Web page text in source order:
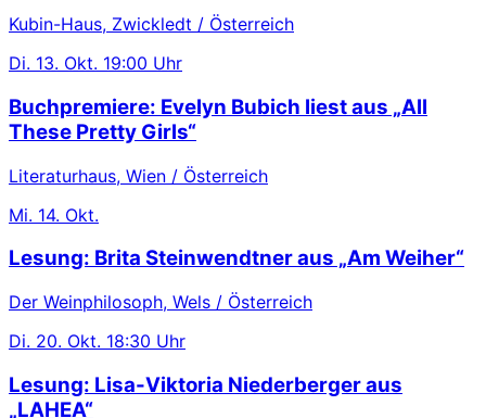
Kubin-Haus, Zwickledt / Österreich
Di. 13. Okt. 19:00 Uhr
Buchpremiere: Evelyn Bubich liest aus „All
These Pretty Girls“
Literaturhaus, Wien / Österreich
Mi. 14. Okt.
Lesung: Brita Steinwendtner aus „Am Weiher“
Der Weinphilosoph, Wels / Österreich
Di. 20. Okt. 18:30 Uhr
Lesung: Lisa-Viktoria Niederberger aus
„LAHEA“